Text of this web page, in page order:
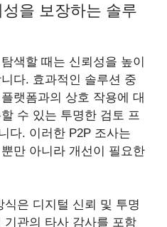
을 보장하는 솔루
색할 때는 신뢰성을 높이
다. 효과적인 솔루션 중
랫폼과의 상호 작용에 대
수 있는 투명한 검토 프
다. 이러한 P2P 조사는
만 아니라 개선이 필요한
은 디지털 신뢰 및 투명
관의 타사 감사를 포함